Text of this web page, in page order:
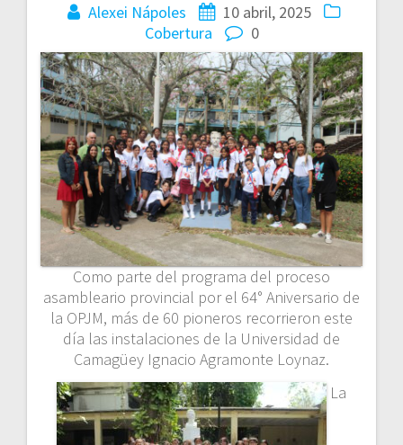
Alexei Nápoles
10 abril, 2025
Cobertura
0
Como parte del programa del proceso
asambleario provincial por el 64° Aniversario de
la OPJM, más de 60 pioneros recorrieron este
día las instalaciones de la Universidad de
Camagüey Ignacio Agramonte Loynaz.
La